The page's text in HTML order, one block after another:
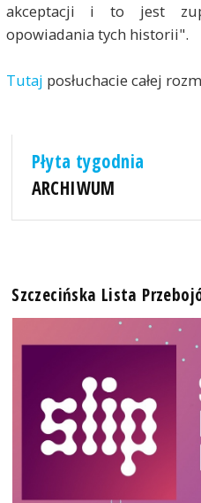
akceptacji i to jest
opowiadania tych historii".
Tutaj posłuchacie całej
Płyta tygodnia
ARCHIWUM
Szczecińska Lista